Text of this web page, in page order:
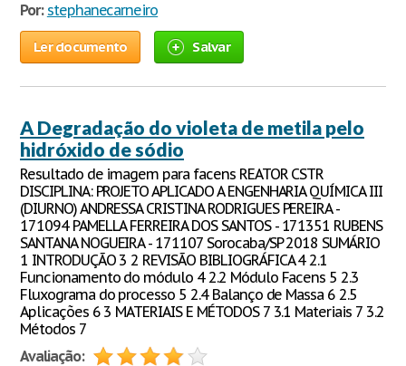
Por: stephanecarneiro
Ler documento Salvar
A Degradação do violeta de metila pelo
hidróxido de sódio
Resultado de imagem para facens REATOR CSTR
DISCIPLINA: PROJETO APLICADO A ENGENHARIA QUÍMICA III
(DIURNO) ANDRESSA CRISTINA RODRIGUES PEREIRA -
171094 PAMELLA FERREIRA DOS SANTOS - 171351 RUBENS
SANTANA NOGUEIRA - 171107 Sorocaba/SP 2018 SUMÁRIO
1 INTRODUÇÃO 3 2 REVISÃO BIBLIOGRÁFICA 4 2.1
Funcionamento do módulo 4 2.2 Módulo Facens 5 2.3
Fluxograma do processo 5 2.4 Balanço de Massa 6 2.5
Aplicações 6 3 MATERIAIS E MÉTODOS 7 3.1 Materiais 7 3.2
Métodos 7
Avaliação: